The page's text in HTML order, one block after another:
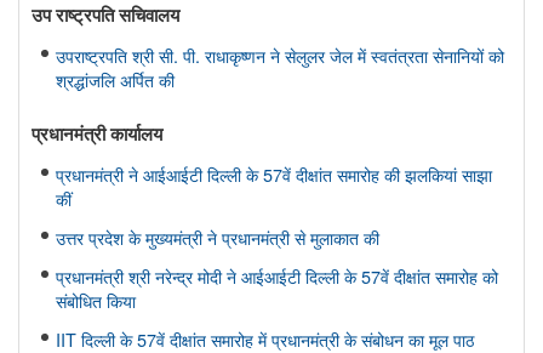
उप राष्ट्रपति सचिवालय
उपराष्ट्रपति श्री सी. पी. राधाकृष्णन ने सेलुलर जेल में स्वतंत्रता सेनानियों को
श्रद्धांजलि अर्पित की
प्रधानमंत्री कार्यालय
प्रधानमंत्री ने आईआईटी दिल्ली के 57वें दीक्षांत समारोह की झलकियां साझा
कीं
उत्तर प्रदेश के मुख्यमंत्री ने प्रधानमंत्री से मुलाकात की
प्रधानमंत्री श्री नरेन्द्र मोदी ने आईआईटी दिल्ली के 57वें दीक्षांत समारोह को
संबोधित किया
IIT दिल्ली के 57वें दीक्षांत समारोह में प्रधानमंत्री के संबोधन का मूल पाठ